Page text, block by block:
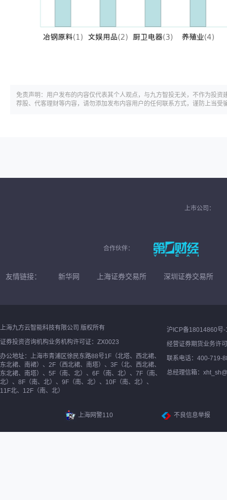
免责声明：用户发布的内容仅代表其个人观点，与九方智投无关，不作为投
荐股、代客理财等内容，请勿添加发布内容用户的任何联系方式，谨防上当受
上市公司：
合作伙伴：
友情链接： 新华网 上海证券交易所 深圳证券交易所
上海九方云智能科技有限公司 版权所有
证券投资咨询机构业务机构许可证：ZX0023
办公地址：上海市青浦区徐民东路88号1F（北塔、西北裙、
东北裙、南裙）、2F（西北裙、南塔）、3F（北、西北裙、
东北裙、南塔）、5F（南、北）、6F（南、北）、7F（南、
北）、8F（南、北）、9F（南、北）、10F（南、北）、
11F北、12F（南、北）
沪ICP备18014860号-
经营证券期货业务许
联系电话：400-719-
总经理信箱：
上海网警110 不良信息举报